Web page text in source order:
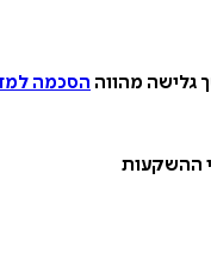
גלישה מהווה הסכמה
ההשקעות